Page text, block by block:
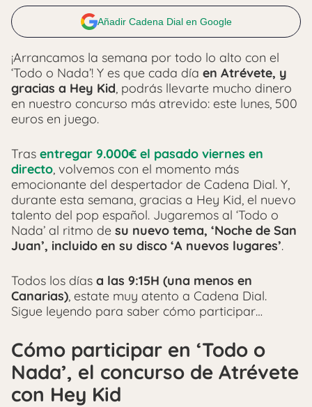
Añadir Cadena Dial en Google
¡Arrancamos la semana por todo lo alto con el
‘Todo o Nada’! Y es que cada día en Atrévete, y
gracias a Hey Kid, podrás llevarte mucho dinero
en nuestro concurso más atrevido: este lunes, 500
euros en juego.
Tras entregar 9.000€ el pasado viernes en
directo, volvemos con el momento más
emocionante del despertador de Cadena Dial. Y,
durante esta semana, gracias a Hey Kid, el nuevo
talento del pop español. Jugaremos al ‘Todo o
Nada’ al ritmo de su nuevo tema, ‘Noche de San
Juan’, incluido en su disco ‘A nuevos lugares’.
Todos los días a las 9:15H (una menos en
Canarias), estate muy atento a Cadena Dial.
Sigue leyendo para saber cómo participar…
Cómo participar en ‘Todo o
Nada’, el concurso de Atrévete
con Hey Kid